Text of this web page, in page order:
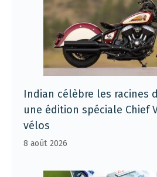
Indian célèbre les racines
une édition spéciale Chief
vélos
8 août 2026